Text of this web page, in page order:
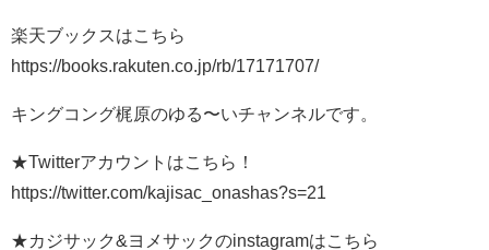
楽天ブックスはこちら
https://books.rakuten.co.jp/rb/17171707/
キングコング梶原のゆる〜いチャンネルです。
★Twitterアカウントはこちら！
https://twitter.com/kajisac_onashas?s=21
★カジサック&ヨメサックのinstagramはこちら